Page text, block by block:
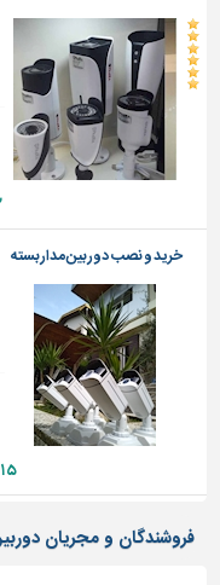
بهداشتی
ابزار،یراق
و
ماشین
آلات
برقی،روشنایی،ایمنی
و
نما
ساخت
و
ساز
تاسیسات
شهرسازی،
ترافیک
خرید و نصب دوربین مداربسته
فروشندگان و مجریان